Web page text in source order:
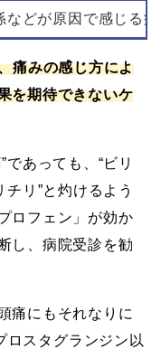
などが原因で感じる
痛みの感じ方によ
を期待できないケ
あっても、“ビリ
チリ”と灼けるよう
ロフェン」が効か
し、病院受診を勧
痛にもそれなりに
ロスタグランジン以